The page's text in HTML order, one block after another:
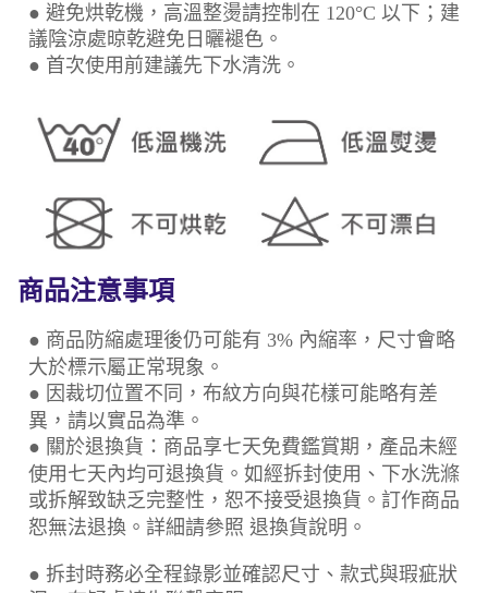
● 避免烘乾機，高溫整燙請控制在 120°C 以下；建
議陰涼處晾乾避免日曬褪色。
● 首次使用前建議先下水清洗。
商品注意事項
● 商品防縮處理後仍可能有 3% 內縮率，尺寸會略
大於標示屬正常現象。
● 因裁切位置不同，布紋方向與花樣可能略有差
異，請以實品為準。
● 關於退換貨：商品享七天免費鑑賞期，產品未經
使用七天內均可退換貨。如經拆封使用、下水洗滌
或拆解致缺乏完整性，恕不接受退換貨。訂作商品
恕無法退換。詳細請參照 退換貨說明。
● 拆封時務必全程錄影並確認尺寸、款式與瑕疵狀